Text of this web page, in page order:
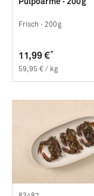
Pulpoarme · 200g
Frisch · 200g
11,99 €*
59,95 € / kg